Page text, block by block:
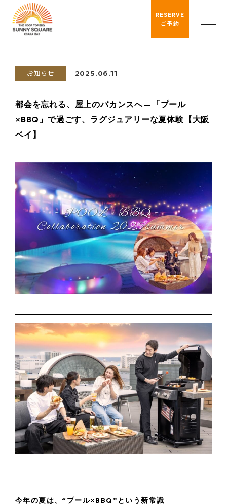
RESERVE
ご予約
お知らせ 2025.06.11
都会を忘れる、屋上のバカンスへ—「プール
×BBQ」で過ごす、ラグジュアリーな夏体験【大阪
ベイ】
今年の夏は、“プール×BBQ”という新常識